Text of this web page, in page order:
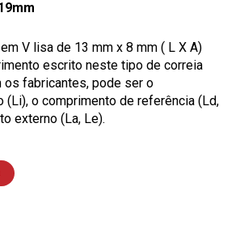
V lisa de 13 mm x 8 mm ( L X A)
escrito neste tipo de correia
os fabricantes, pode ser o
(Li), o comprimento de referência (Ld,
externo (La, Le).